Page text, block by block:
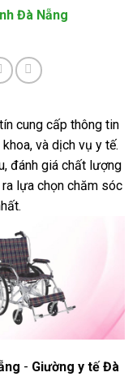
Đà Nẵng
cung cấp thông tin
và dịch vụ y tế.
đánh giá chất lượng
lựa chọn chăm sóc
- Giường y tế Đà